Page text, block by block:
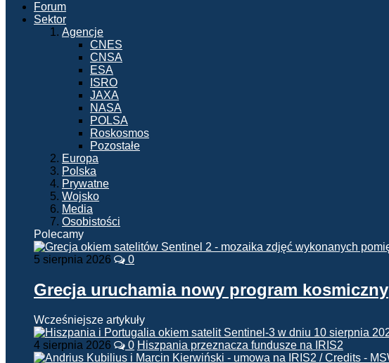
Forum
Sektor
Agencje
CNES
CNSA
ESA
ISRO
JAXA
NASA
POLSA
Roskosmos
Pozostałe
Europa
Polska
Prywatne
Wojsko
Media
Osobistości
Polecamy
5 sierpnia 2026 0
Grecja uruchamia nowy program kosmiczny
Wcześniejsze artykuły
4 sierpnia 2026 0 Hiszpania przeznacza fundusze na IRIS2